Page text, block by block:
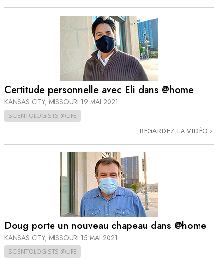
Certitude personnelle avec Eli dans @home
KANSAS CITY, MISSOURI 19 MAI 2021
SCIENTOLOGISTS @LIFE
REGARDEZ LA VIDÉO
Doug porte un nouveau chapeau dans @home
KANSAS CITY, MISSOURI 15 MAI 2021
SCIENTOLOGISTS @LIFE